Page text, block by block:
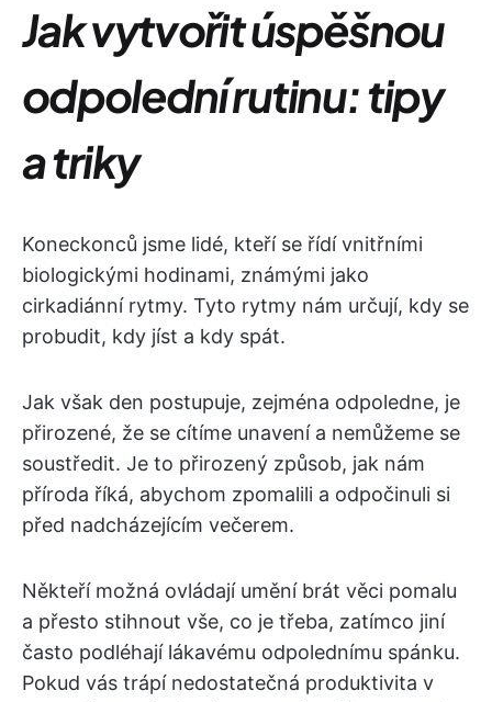
Jak vytvořit úspěšnou
odpolední rutinu: tipy
a triky
Koneckonců jsme lidé, kteří se řídí vnitřními
biologickými hodinami, známými jako
cirkadiánní rytmy. Tyto rytmy nám určují, kdy se
probudit, kdy jíst a kdy spát.
Jak však den postupuje, zejména odpoledne, je
přirozené, že se cítíme unavení a nemůžeme se
soustředit. Je to přirozený způsob, jak nám
příroda říká, abychom zpomalili a odpočinuli si
před nadcházejícím večerem.
Někteří možná ovládají umění brát věci pomalu
a přesto stihnout vše, co je třeba, zatímco jiní
často podléhají lákavému odpolednímu spánku.
Pokud vás trápí nedostatečná produktivita v